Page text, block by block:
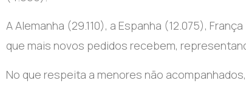
A Alemanha (29.110), a Espanha (12.075),
que mais novos pedidos recebem,
No que respeita a menores não